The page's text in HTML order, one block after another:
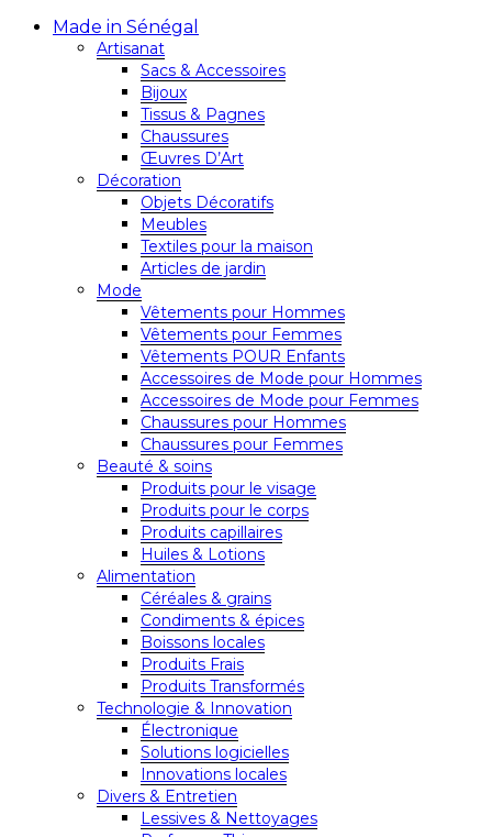
Made in Sénégal
Artisanat
Sacs & Accessoires
Bijoux
Tissus & Pagnes
Chaussures
Œuvres D’Art
Décoration
Objets Décoratifs
Meubles
Textiles pour la maison
Articles de jardin
Mode
Vêtements pour Hommes
Vêtements pour Femmes
Vêtements POUR Enfants
Accessoires de Mode pour Hommes
Accessoires de Mode pour Femmes
Chaussures pour Hommes
Chaussures pour Femmes
Beauté & soins
Produits pour le visage
Produits pour le corps
Produits capillaires
Huiles & Lotions
Alimentation
Céréales & grains
Condiments & épices
Boissons locales
Produits Frais
Produits Transformés
Technologie & Innovation
Électronique
Solutions logicielles
Innovations locales
Divers & Entretien
Lessives & Nettoyages